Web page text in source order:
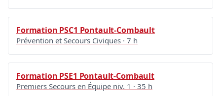
Formation PSC1 Pontault-Combault
Prévention et Secours Civiques · 7 h
Formation PSE1 Pontault-Combault
Premiers Secours en Équipe niv. 1 · 35 h